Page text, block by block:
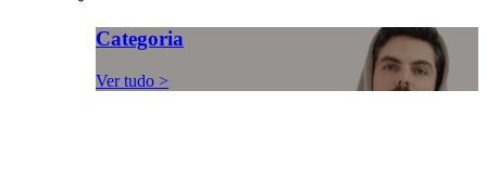
Categoria
Ver tudo >